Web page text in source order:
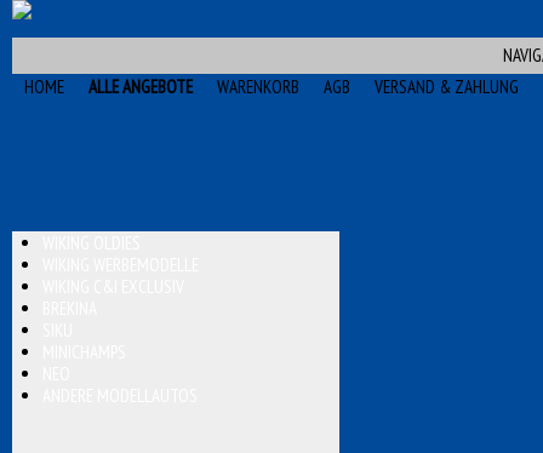
HOME
ALLE ANGEBOTE WARENKORB AGB VERSAND & ZAHLUNG